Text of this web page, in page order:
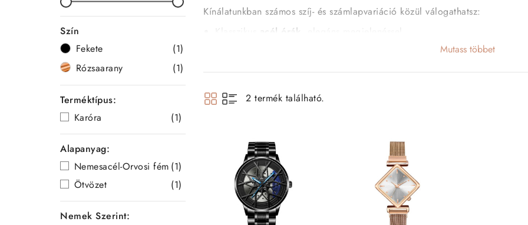
Szín
Fekete
(1)
Rózsaarany
(1)
Terméktípus:
Karóra
(1)
Alapanyag:
Nemesacél-Orvosi fém (1)
Ötvözet
(1)
Nemek Szerint:
Kínálatunkban számos szíj- és számlapvariáció közül válogathatsz:
acél órák
divatórák, fényes hatással
Charmokkal díszített, egyedikarórák
Gyors szállítás, azonnali viselet
Miért érdemes nálunk divatórát vásárolni?
Kedvező ár– Stílus kompromisszumok nélkül
Stílusos és aktuális kínálat
Gyors szállítás– Minden óra azonnal elérhető
Mutass többet
2 termék található.